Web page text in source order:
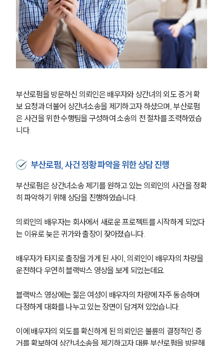
부산로펌을 방문하신 의뢰인은 배우자와 상간녀의 외도 증거 확
보 요청과 더불어 상간녀소송을 제기하고자 하셨으며, 부산로펌
은 사건을 위한 수행팀을 구성하여 소송의 전 절차를 조력하였습
니다.
부산로펌, 사건 정황 파악을 위한 상담 진행
부산로펌은 상간녀소송 제기를 원하고 있는 의뢰인의 사건을 정확
히 파악하기 위해 상담을 진행하였습니다.
의뢰인의 배우자는 회사에서 새로운 프로젝트를 시작하게 되었다
는 이유로 늦은 귀가와 출장이 잦아졌습니다.
배우자가 타지로 출장을 가게 된 사이, 의뢰인이 배우자의 차량을
운전하다 우연히 블랙박스 영상을 보게 되었는데요.
블랙박스 영상에는 젊은 여성이 배우자의 차량에 자주 동승하며
다정하게 대화를 나누고 있는 장면이 담겨져 있었습니다.
이에 배우자의 외도를 확신하게 된 의뢰인은 불륜의 결정적인 증
거를 확보하여 상간녀소송을 제기하고자 대륜 부산로펌을 방문해